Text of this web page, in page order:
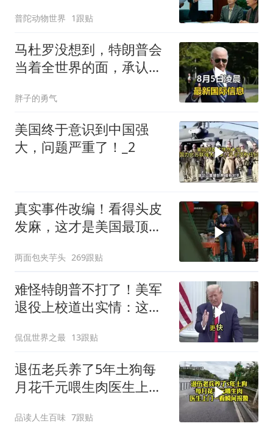
普陀动物世界 1跟贴
马杜罗没想到，特朗普会
当着全世界的面，承认一
胖子的勇气
美国终于意识到中国强
大，问题严重了！_2
真实事件改编！看得头皮
发麻，这才是美国最顶级
两面包夹芋头 269跟贴
难怪特朗普不打了！美军
退役上校道出实情：这场
侃侃世界之最 13跟贴
退伍老兵养了5年土狗每
月花千元喂生肉医生上门
品读人生百味 7跟贴